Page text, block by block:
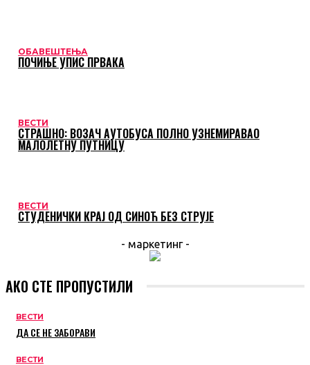
ОБАВЕШТЕЊА
ПОЧИЊЕ УПИС ПРВАКА
ВЕСТИ
СТРАШНО: ВОЗАЧ АУТОБУСА ПОЛНО УЗНЕМИРАВАО
МАЛОЛЕТНУ ПУТНИЦУ
ВЕСТИ
СТУДЕНИЧКИ КРАЈ ОД СИНОЋ БЕЗ СТРУЈЕ
- маркетинг -
АКО СТЕ ПРОПУСТИЛИ
ВЕСТИ
ДА СЕ НЕ ЗАБОРАВИ
ВЕСТИ